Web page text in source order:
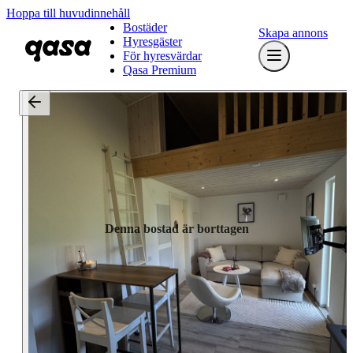
Hoppa till huvudinnehåll
Bostäder
Hyresgäster
För hyresvärdar
Qasa Premium
Skapa annons
Denna bostad är borttagen